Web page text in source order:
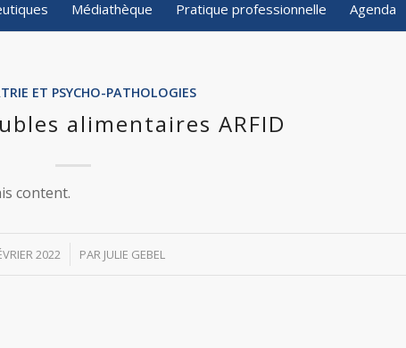
Médiathèque Pratique professionnelle Agenda
ET PSYCHO-PATHOLOGIES
alimentaires ARFID
content.
2022
/ PAR JULIE GEBEL